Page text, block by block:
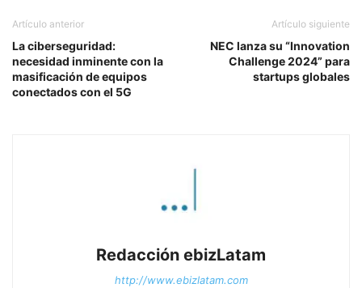
Artículo anterior
La ciberseguridad:
necesidad inminente con la
masificación de equipos
conectados con el 5G
Artículo siguiente
NEC lanza su “Innovation
Challenge 2024” para
startups globales
Redacción ebizLatam
http://www.ebizlatam.com